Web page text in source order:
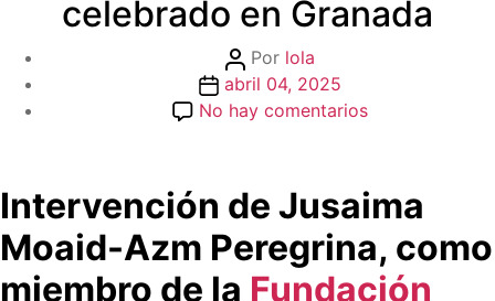
celebrado en Granada
Autor
de
la
Por lola
Fecha
de
abril 04, 2025
No hay comentariosen
Jusaima
Moaid-
Azm
en
el
Intervención de Jusaima
Moaid-Azm Peregrina, como
miembro de la Fundación